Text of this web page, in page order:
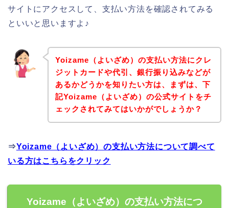
サイトにアクセスして、支払い方法を確認されてみる
といいと思いますよ♪
Yoizame（よいざめ）の支払い方法にクレ
ジットカードや代引、銀行振り込みなどが
あるかどうかを知りたい方は、まずは、下
記Yoizame（よいざめ）の公式サイトをチ
ェックされてみてはいかがでしょうか？
⇒Yoizame（よいざめ）の支払い方法について調べて
いる方はこちらをクリック
Yoizame（よいざめ）の支払い方法につ